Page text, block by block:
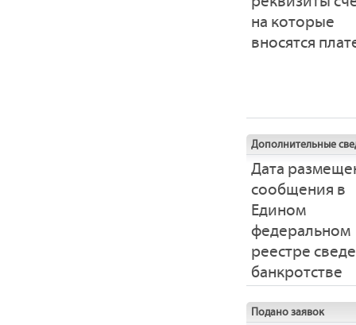
на которые
вносятся
Дополнительные
Дата
сообщения в
Едином
федеральном
реестре
банкротстве
Подано заявок